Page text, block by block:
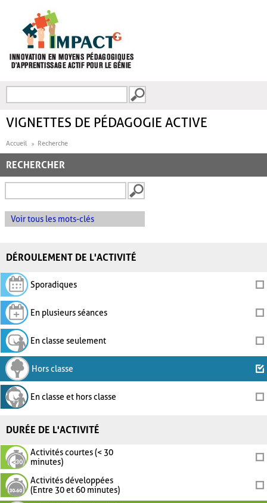
FORMULAIRE DE
VIGNETTES DE PÉDAGOGIE ACTIVE
Accueil Recherche
RECHERCHER
Voir tous les mots-clés
DÉROULEMENT DE L'ACTIVITÉ
Sporadiques
En plusieurs séances
En classe seulement
Hors classe
En classe et hors classe
DURÉE DE L'ACTIVITÉ
Activités courtes (< 30
minutes)
Activités développées
(Entre 30 et 60 minutes)